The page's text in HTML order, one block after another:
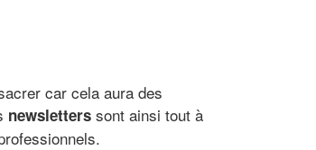
car cela aura des
newsletters sont ainsi tout à